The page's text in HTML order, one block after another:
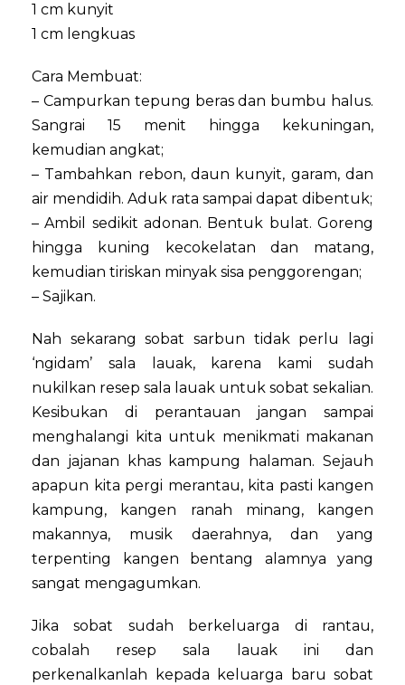
1 cm kunyit
1 cm lengkuas
Cara Membuat:
– Campurkan tepung beras dan bumbu halus.
Sangrai 15 menit hingga kekuningan,
kemudian angkat;
– Tambahkan rebon, daun kunyit, garam, dan
air mendidih. Aduk rata sampai dapat dibentuk;
– Ambil sedikit adonan. Bentuk bulat. Goreng
hingga kuning kecokelatan dan matang,
kemudian tiriskan minyak sisa penggorengan;
– Sajikan.
Nah sekarang sobat sarbun tidak perlu lagi
‘ngidam’ sala lauak, karena kami sudah
nukilkan resep sala lauak untuk sobat sekalian.
Kesibukan di perantauan jangan sampai
menghalangi kita untuk menikmati makanan
dan jajanan khas kampung halaman. Sejauh
apapun kita pergi merantau, kita pasti kangen
kampung, kangen ranah minang, kangen
makannya, musik daerahnya, dan yang
terpenting kangen bentang alamnya yang
sangat mengagumkan.
Jika sobat sudah berkeluarga di rantau,
cobalah resep sala lauak ini dan
perkenalkanlah kepada keluarga baru sobat